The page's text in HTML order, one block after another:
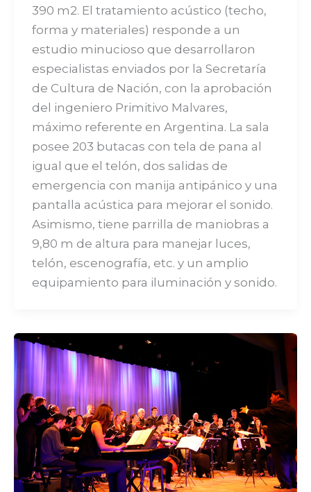
390 m2. El tratamiento acústico (techo,
forma y materiales) responde a un
estudio minucioso que desarrollaron
especialistas enviados por la Secretaría
de Cultura de Nación, con la aprobación
del ingeniero Primitivo Malvares,
máximo referente en Argentina. La sala
posee 203 butacas con tela de pana al
igual que el telón, dos salidas de
emergencia con manija antipánico y una
pantalla acústica para mejorar el sonido.
Asimismo, tiene parrilla de maniobras a
9,80 m de altura para manejar luces,
telón, escenografía, etc. y un amplio
equipamiento para iluminación y sonido.